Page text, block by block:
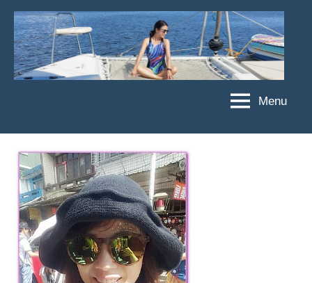
Skip
content
菲
亞
娃
JEFFIA
FANG
亞
娃
粉
絲
團、
主
題
旅
Menu